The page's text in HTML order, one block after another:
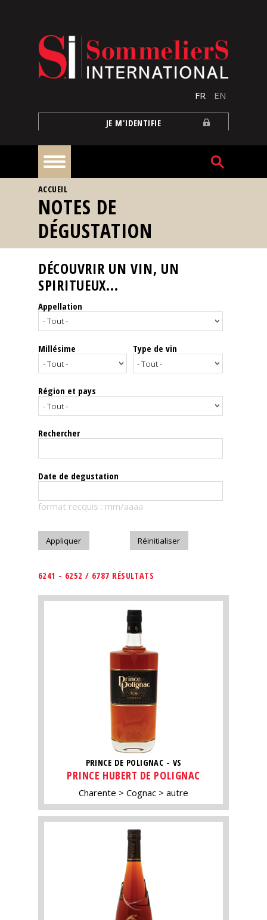
FR EN
JE M'IDENTIFIE
À
la
une
Reportages
Nos
Spiritueux
Notes
dégustation
Le
magazine
Télécharger
VOUS ÊTES ICI
ACCUEIL
NOTES DE
DÉGUSTATION
DÉCOUVRIR UN VIN, UN
SPIRITUEUX...
Appellation
Millésime Type de vin
Région et pays
Rechercher
Date de degustation
format recquis : mm/aaaa
6241 - 6252 / 6787 RÉSULTATS
PRINCE DE POLIGNAC - VS
PRINCE HUBERT DE POLIGNAC
Charente Cognac autre